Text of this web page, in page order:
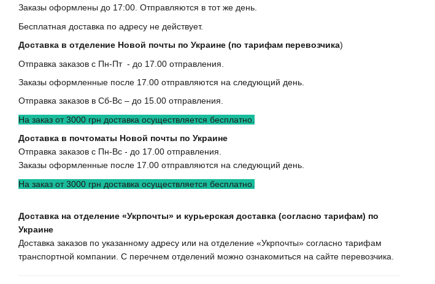
Заказы оформлены до 17:00. Отправляются в тот же день.
Бесплатная доставка по адресу не действует.
Доставка в отделение Новой почты по Украине (по тарифам перевозчика)
Отправка заказов с Пн-Пт - до 17.00 отправления.
Заказы оформленные после 17.00 отправляются на следующий день.
Отправка заказов в Сб-Вс – до 15.00 отправления.
На заказ от 3000 грн доставка осуществляется бесплатно.
Доставка в почтоматы Новой почты по Украине
Отправка заказов с Пн-Вс - до 17.00 отправления.
Заказы оформленные после 17.00 отправляются на следующий день.
На заказ от 3000 грн доставка осуществляется бесплатно.
Доставка на отделение «Укрпочты» и курьерская доставка (согласно тарифам) по
Украине
Доставка заказов по указанному адресу или на отделение «Укрпочты» согласно тарифам
транспортной компании. С перечнем отделений можно ознакомиться на сайте перевозчика.